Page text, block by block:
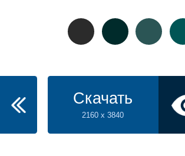
Скачать
2160 x 3840